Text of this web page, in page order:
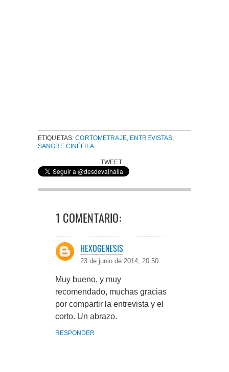
ETIQUETAS:CORTOMETRAJE, ENTREVISTAS
SANGRE CINÉFILA
TWEET
1 COMENTARIO:
HEXOGENESIS
23 de junio de 2014, 20:50
Muy bueno, y muy
recomendado, muchas gracias
por compartir la entrevista y el
corto. Un abrazo.
RESPONDER